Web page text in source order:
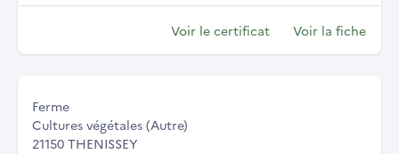
Voir le certificat Voir la fiche
Ferme
Cultures végétales (Autre)
21150 THENISSEY